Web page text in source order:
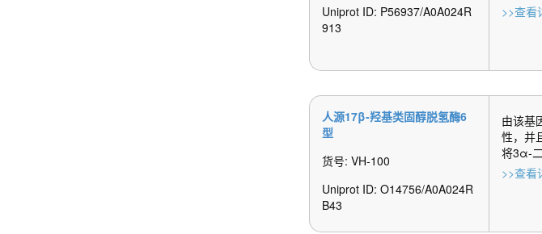
Uniprot ID: P56937/A0A024R
913
>>查看
人源17β-羟基类固醇脱氢酶6
型
货号: VH-100
Uniprot ID: O14756/A0A024R
B43
由该基
性，并
将3α-
>>查看